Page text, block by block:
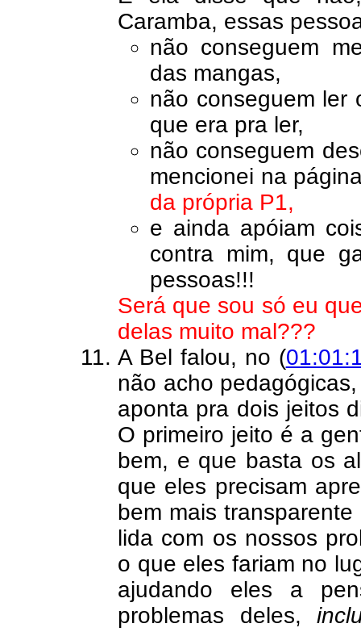
Caramba, essas
não conseguem
das mangas,
não conseguem ler
que era pra ler,
não conseguem
mencionei na
da própria P1,
e ainda apóiam
contra mim, que
pessoas!!!
Será que sou só eu
delas muito mal???
A Bel falou, no (
não acho
aponta pra dois jeitos
O primeiro jeito é a
bem, e que basta os
que eles precisam
bem mais
lida com os nossos
o que eles fariam no
ajudando eles a
problemas deles,